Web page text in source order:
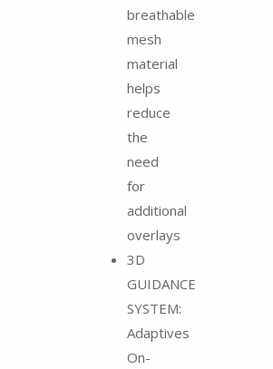
breathable
mesh
material
helps
reduce
the
need
for
additional
overlays
3D
GUIDANCE
SYSTEM:
Adaptives
On-